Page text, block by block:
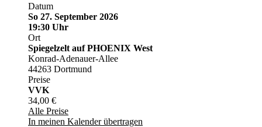
Datum
So 27. September 2026
19:30 Uhr
Ort
Spiegelzelt auf PHOENIX West
Konrad-Adenauer-Allee
44263 Dortmund
Preise
VVK
34,00 €
Alle Preise
In meinen Kalender übertragen